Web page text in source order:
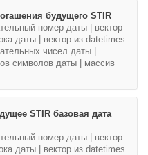
будущего STIR
номер даты
вектор
даты
вектор из datetimes
чисел даты
символов даты
массив
STIR базовая дата
номер даты
вектор
даты
вектор из datetimes